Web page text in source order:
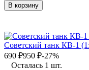
В корзину
Советский танк КВ-1
690 ₽950 ₽-27%
Осталась 1 шт.